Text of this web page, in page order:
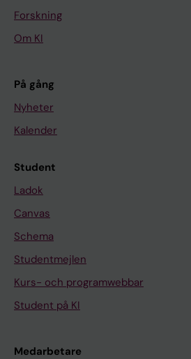
Forskning
Om KI
På gång
Nyheter
Kalender
Student
Ladok
Canvas
Schema
Studentmejlen
Kurs- och programwebbar
Student på KI
Medarbetare